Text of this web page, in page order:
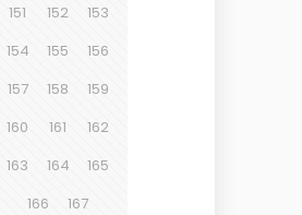
151
152
153
154
155
156
157
158
159
160
161
162
163
164
165
166
167